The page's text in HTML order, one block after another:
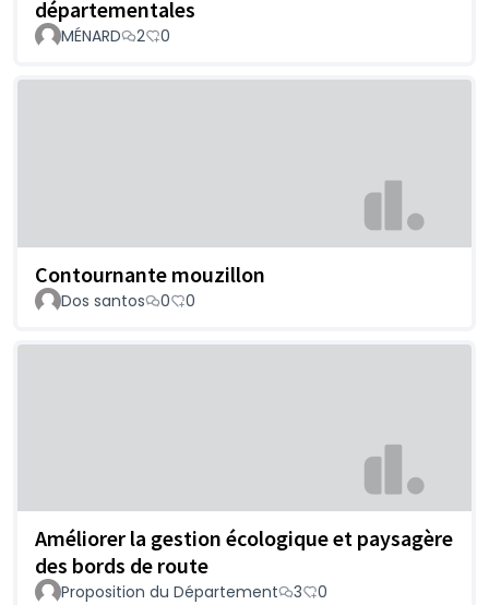
départementales
MÉNARD 2 0
Contournante mouzillon
Dos santos 0 0
Améliorer la gestion écologique et paysagère
des bords de route
Proposition du Département 3 0